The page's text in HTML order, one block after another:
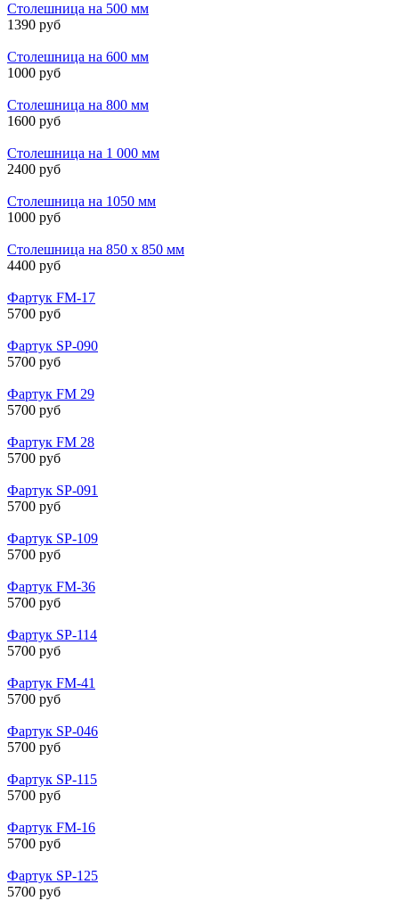
Столешница на 500 мм
1390 руб
Столешница на 600 мм
1000 руб
Столешница на 800 мм
1600 руб
Столешница на 1 000 мм
2400 руб
Столешница на 1050 мм
1000 руб
Столешница на 850 х 850 мм
4400 руб
Фартук FM-17
5700 руб
Фартук SP-090
5700 руб
Фартук FM 29
5700 руб
Фартук FM 28
5700 руб
Фартук SP-091
5700 руб
Фартук SP-109
5700 руб
Фартук FM-36
5700 руб
Фартук SP-114
5700 руб
Фартук FM-41
5700 руб
Фартук SP-046
5700 руб
Фартук SP-115
5700 руб
Фартук FM-16
5700 руб
Фартук SP-125
5700 руб